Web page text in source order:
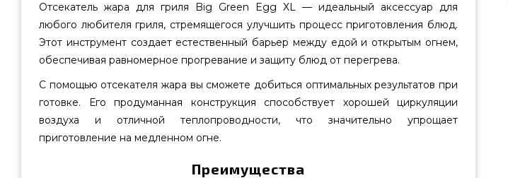
Отсекатель жара для гриля Big Green Egg XL — идеальный аксессуар для
любого любителя гриля, стремящегося улучшить процесс приготовления блюд.
Этот инструмент создает естественный барьер между едой и открытым огнем,
обеспечивая равномерное прогревание и защиту блюд от перегрева.
С помощью отсекателя жара вы сможете добиться оптимальных результатов при
готовке. Его продуманная конструкция способствует хорошей циркуляции
воздуха и отличной теплопроводности, что значительно упрощает
приготовление на медленном огне.
Преимущества